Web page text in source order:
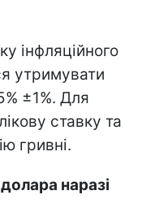
інфляційного
утримувати
±1%. Для
ставку та
гривні.
наразі